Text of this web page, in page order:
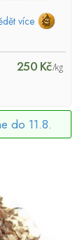
více
250 Kč/kg
do 11.8.